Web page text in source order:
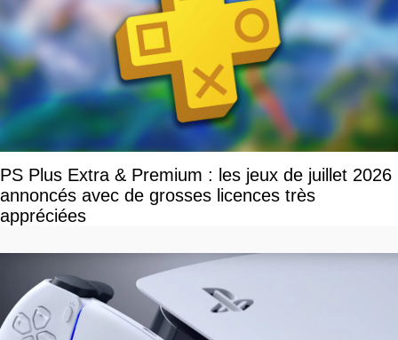
PS Plus Extra & Premium : les jeux de juillet 2026
annoncés avec de grosses licences très
appréciées